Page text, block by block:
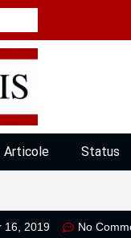
Articole Status
16, 2019 No